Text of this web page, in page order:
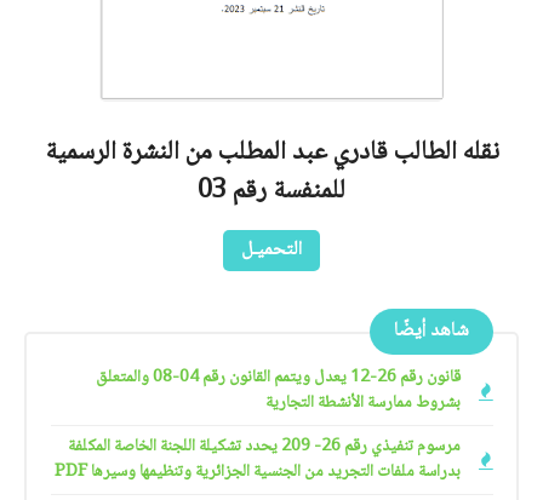
نقله الطالب قادري عبد المطلب من النشرة الرسمية
للمنفسة رقم 03
التحميـل
شاهد أيضًا
قانون رقم 26-12 يعدل ويتمم القانون رقم 04-08 والمتعلق
بشروط ممارسة الأنشطة التجارية
مرسوم تنفيذي رقم 26- 209 يحدد تشكيلة اللجنة الخاصة المكلفة
بدراسة ملفات التجريد من الجنسية الجزائرية وتنظيمها وسيرها PDF